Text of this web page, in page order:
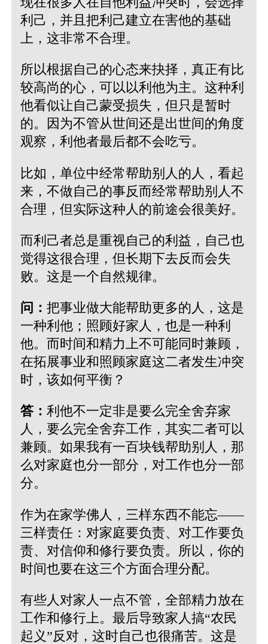
利己，并且把利己建立在害他的基础
上，这非常不合理。
所以根据自己的心态来抉择，真正有比
较高尚的心，可以以利他为主。这种利
他看似让自己蒙受损失，但只是暂时
的。因为不管从世间还是出世间的角度
观察，利他者最后都不会吃亏。
比如，单位中经常帮助别人的人，看起
来，不做自己的事反而经常帮助别人不
合理，但实际这种人的前途会很美好。
而利己者总是重视自己的利益，自己也
觉得这很合理，但长期下去反而会失
败。这是一个自然规律。
问： 把事业做大能帮助更多的人，这是
一种利他；照顾好家人，也是一种利
他。而时间和精力上不可能同时兼顾，
在拓展事业和照顾家庭这二者发生冲突
时，该如何平衡？
答： 利他不一定非是要么完全舍弃家
人，要么完全舍弃工作，其实二者可以
兼顾。如果我有一百块钱帮助别人，那
么对家庭也分一部分，对工作也分一部
分。
作为在家学佛人，三样东西不能忘——
三样责任：对家庭要负责、对工作要负
责、对信仰和修行要负责。所以，你的
时间也要在这三个方面合理分配。
有些人对家人一点不管，全部精力放在
工作和修行上。最后导致家人搞“农民
起义”反对，这时自己也很痛苦。这是